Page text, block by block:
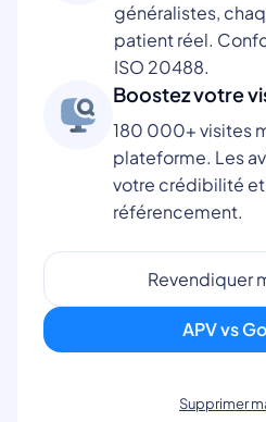
généralistes,
patient réel.
ISO 20488.
Boostez votre
180 000+ visites
plateforme. Les
votre crédibilité
référencement.
Revendiquer
APV vs
Supprimer